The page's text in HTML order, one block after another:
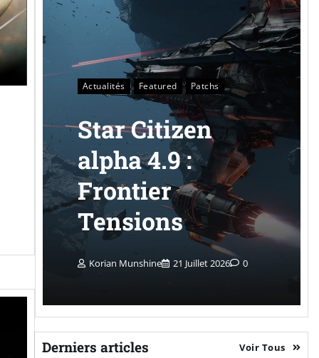
Actualités Featured Patchs
Star Citizen
alpha 4.9 :
Frontier
Tensions
Korian Munshine 21 Juillet 2026 0
Derniers articles Voir Tous